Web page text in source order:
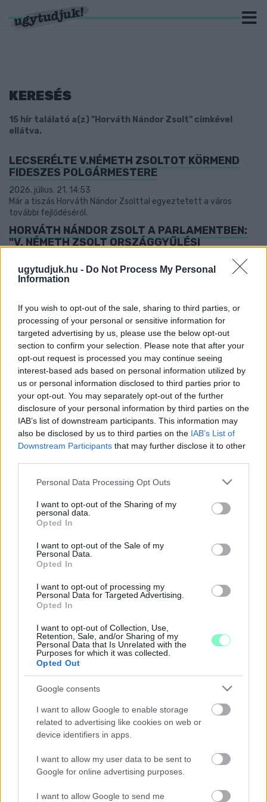
ugytudjuk.hu - Do Not Process My Personal
Information
If you wish to opt-out of the sale, sharing to third parties, or
processing of your personal or sensitive information for
targeted advertising by us, please use the below opt-out
section to confirm your selection. Please note that after your
opt-out request is processed you may continue seeing
interest-based ads based on personal information utilized by
us or personal information disclosed to third parties prior to
your opt-out. You may separately opt-out of the further
disclosure of your personal information by third parties on the
IAB’s list of downstream participants. This information may
also be disclosed by us to third parties on the IAB’s List of
Downstream Participants that may further disclose it to other
Please note that this website/app uses one or more Google
not limited to your visit or usage behaviour. You may click to
grant or deny consent to Google and its third-party tags to
use your data for below specified purposes in below Google
consent section.
Personal Data Processing Opt Outs
I want to opt-out of the Sharing of my
personal data.
Opted In
I want to opt-out of the Sale of my
Personal Data.
Opted In
I want to opt-out of processing my
Personal Data for Targeted Advertising.
Opted In
I want to opt-out of Collection, Use,
Retention, Sale, and/or Sharing of my
Personal Data that Is Unrelated with the
Purposes for which it was collected.
Opted Out
Google consents
I want to allow Google to enable storage
related to advertising like cookies on web or
device identifiers in apps.
I want to allow my user data to be sent to
Google for online advertising purposes.
I want to allow Google to send me
KERESÉS
15 hír találató a(z) "Horváth Nándor Zsolt" cimkével
ellátva.
LECSERÉLTE V.NÉMETH ZSOLTOT KÖRMEND
FIDESZES POLGÁRMESTERE
2026. július. 21. 14:53
Már a tiszás Horváth Nándor Zsolttal egyeztetett a város
további fejlődéséről.
HORVÁTH NÁNDOR ZSOLT A PARLAMENTBEN:
"V. NÉMETH ZSOLT ORSZÁGGYŰLÉSI
ORSZÁGGYŰLÉST AZ ELMÚLT MÁSFÉL
ÉVTIZEDBEN VAS MEGYE 3. SZÁMÚ
ÁLDATLAN ÁLLAPOTOKRÓL?"
2026. június. 23. 17:06
A tiszás képviselő elmondta, hogy nem szólalt meg az ügyben
Vas megye másik országgyűlési képviselője, Ágh Péter sem,
akinek az édesanyja felügyelte a kormányhivatalban a
környezetvédelmi hatóságot.
“NE ALÁÍRÁSOKAT GYŰJTSENEK, HANEM
GYEREKET SZÜLJENEK.”
2026. május. 20. 09:02
Megszólalt V. Németh Zsolt a gersekaráti iskola kapcsán.
A NAGYKÖLKEDI GUMI-ÜGYBEN ÉRINTETT
V.NÉMETH ZSOLTOT JAVASOLJA A FIDESZ A
PARLAMENT ÉLŐKÖRNYEZETÉRT FELELŐS
BIZOTTSÁG ELNÖKÉNEK
Furcsa lenne, ha gumihegyhez kapcsolódó korrupció ellen harcoló
TISZA jóváhagyná a kinevezését.
EGYIK VÉGSŐ ÁLLOMÁSA
2026. Április. 28. 14:25
újjá. De lesz olyan, ami egészben, egy telepen nézi végig az idők
végeztét.
DÉL-VASBAN INDULÓ HORVÁTH NÁNDOR
ZSOLT LISTÁS HELYEN JUTOTT BE A
PARLAMENTBE
2026. Április. 19. 10:26
feltárása.
UGYAN NEM NYERTE MEG EGYÉNIBEN A
VÁLASZTÓKERÜLTETÉT DE STROMPOVÁ
VIKTÓRIA ÉS HORVÁTH NÁNDOR ZSOLT IS
2026. Április. 13. 08:25
Listáról kerülnek a parlamentbe.
HORVÁTH NÁNDOR ZSOLT: DURVA